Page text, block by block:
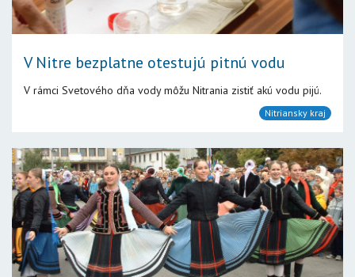
V Nitre bezplatne otestujú pitnú vodu
V rámci Svetového dňa vody môžu Nitrania zistiť akú vodu pijú.
Nitriansky kraj